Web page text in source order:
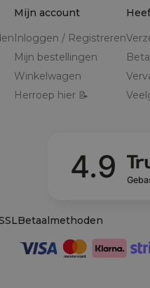
Mijn account
Inloggen / Registreren
Mijn bestellingen
Winkelwagen
Herroep hier 📝
4.9
Betaalmethoden